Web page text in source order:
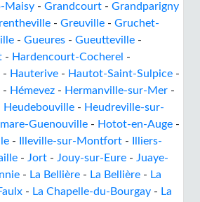
Maisy - Grandcourt - Grandparigny
- Greuville - Gruchet-
- Gueures - Gueutteville -
- Hardencourt-Cocherel -
- Hauterive - Hautot-Saint-Sulpice -
- Hémevez - Hermanville-sur-Mer -
Heudebouville - Heudreville-sur-
Guenouville - Hotot-en-Auge -
- Illeville-sur-Montfort -
Illiers-
- Jort - Jouy-sur-Eure - Juaye-
- La Bellière - La Bellière - La
- La Chapelle-du-Bourgay - La